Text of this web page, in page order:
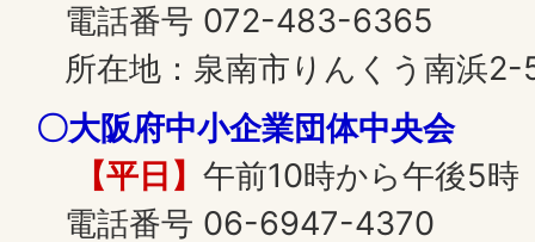
電話番号 072-483-6365
所在地：泉南市りんくう南浜2-
〇大阪府中小企業団体中央会
【平日】 午前10時から午後5時
電話番号 06-6947-4370